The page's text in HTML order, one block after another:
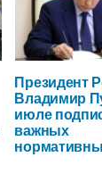
Президент
Владимир
июле
важных